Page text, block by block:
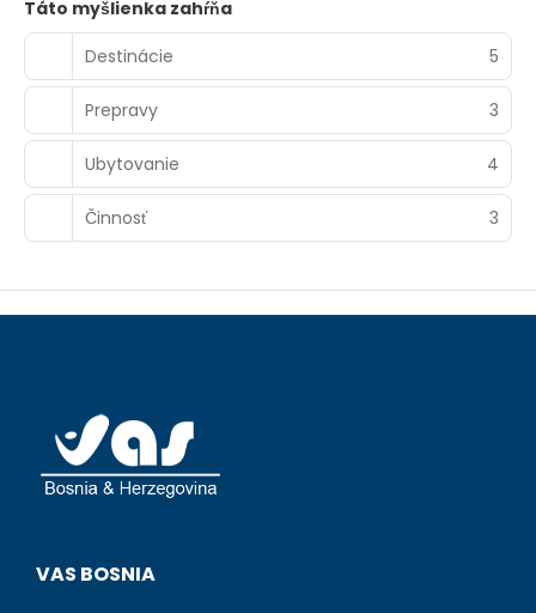
Táto myšlienka zahŕňa
Destinácie
5
Prepravy 3
Ubytovanie 4
Činnosť 3
VAS BOSNIA